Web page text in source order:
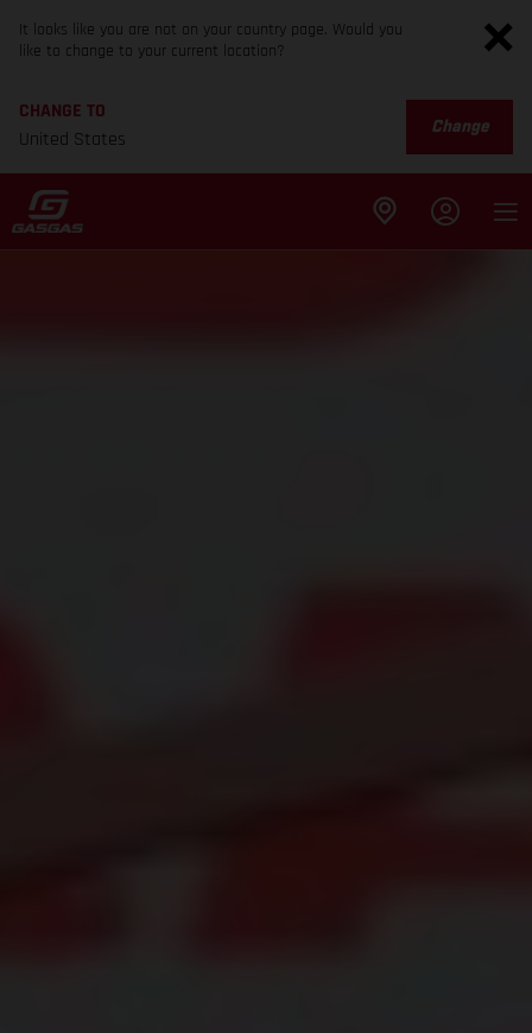
It looks like you are not on your country page. Would you
like to change to your current location?
CHANGE TO
United States
Change